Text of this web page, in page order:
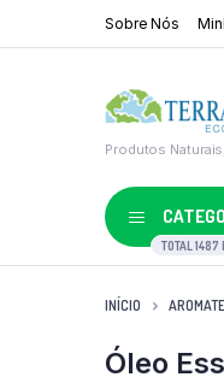
Sobre Nós
Produtos
TOTAL 1487
INÍCIO
Óleo